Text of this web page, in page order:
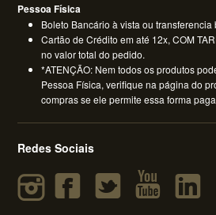
Pessoa Física
Boleto Bancário à vista ou transferencia
Cartão de Crédito em até 12x, COM
no valor total do pedido.
*ATENÇÃO: Nem todos os produtos
Pessoa Física, verifique na página do
compras se ele permite essa forma
Redes Sociais